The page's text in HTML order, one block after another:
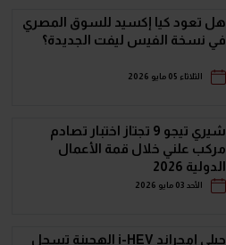
هل تعود كيا إكسيد للسوق المصري
في نسخة الفيس ليفت الجديدة؟
الثلاثاء 05 مايو 2026
شيري تيجو 9 تجتاز اختبار تصادم
مركب علني خلال قمة الأعمال
الدولية 2026
الأحد 03 مايو 2026
جيلي إمجراند i-HEV الهجينة تسجل